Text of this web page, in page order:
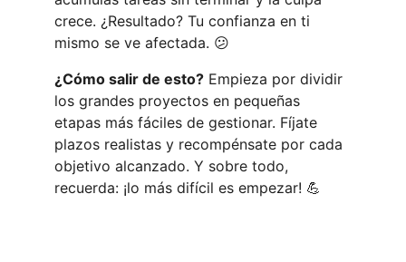
crece. ¿Resultado? Tu confianza en ti
mismo se ve afectada. 😕
¿Cómo salir de esto? Empieza por dividir
los grandes proyectos en pequeñas
etapas más fáciles de gestionar. Fíjate
plazos realistas y recompénsate por cada
objetivo alcanzado. Y sobre todo,
recuerda: ¡lo más difícil es empezar! 💪